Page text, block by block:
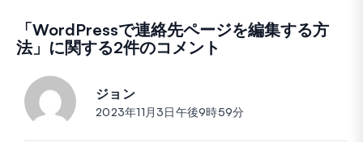
「WordPressで連絡先ページを編集する方
法」に関する2件のコメント
ジョン投稿:
2023年11月3日午後9時59分